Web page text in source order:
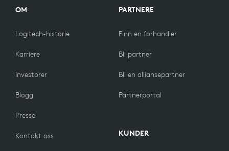
OM
Logitech-historie
Karriere
Investorer
Blogg
Presse
Kontakt oss
PARTNERE
Finn en forhandler
Bli partner
Bli en alliansepartner
Partnerportal
KUNDER